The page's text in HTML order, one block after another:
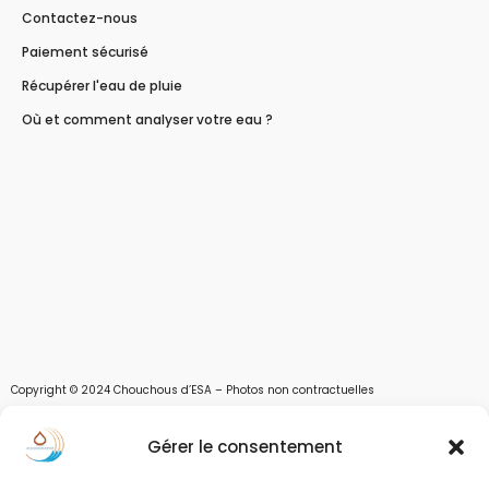
Gérer le consentement
Contactez-nous
Paiement sécurisé
Récupérer l'eau de pluie
Où et comment analyser votre eau ?
Copyright © 2024 Chouchous d’ESA – Photos non contractuelles
Les chouchous d’Esa vous apportent toutes les solutions pour récupérer l’eau de
pluie, et des moyens pour stocker, filtrer, traiter et potabiliser l’eau d’un forage,